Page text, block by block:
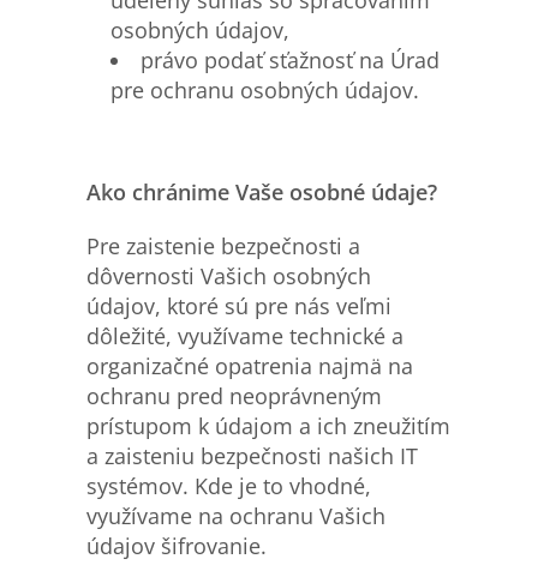
osobných údajov,
právo podať sťažnosť na Úrad
pre ochranu osobných údajov.
Ako chránime Vaše osobné údaje?
Pre zaistenie bezpečnosti a
dôvernosti Vašich osobných
údajov, ktoré sú pre nás veľmi
dôležité, využívame technické a
organizačné opatrenia najmä na
ochranu pred neoprávneným
prístupom k údajom a ich zneužitím
a zaisteniu bezpečnosti našich IT
systémov. Kde je to vhodné,
využívame na ochranu Vašich
údajov šifrovanie.